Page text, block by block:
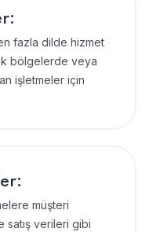
fazla dilde hizmet
bölgelerde veya
işletmeler için
müşteri
verileri gibi